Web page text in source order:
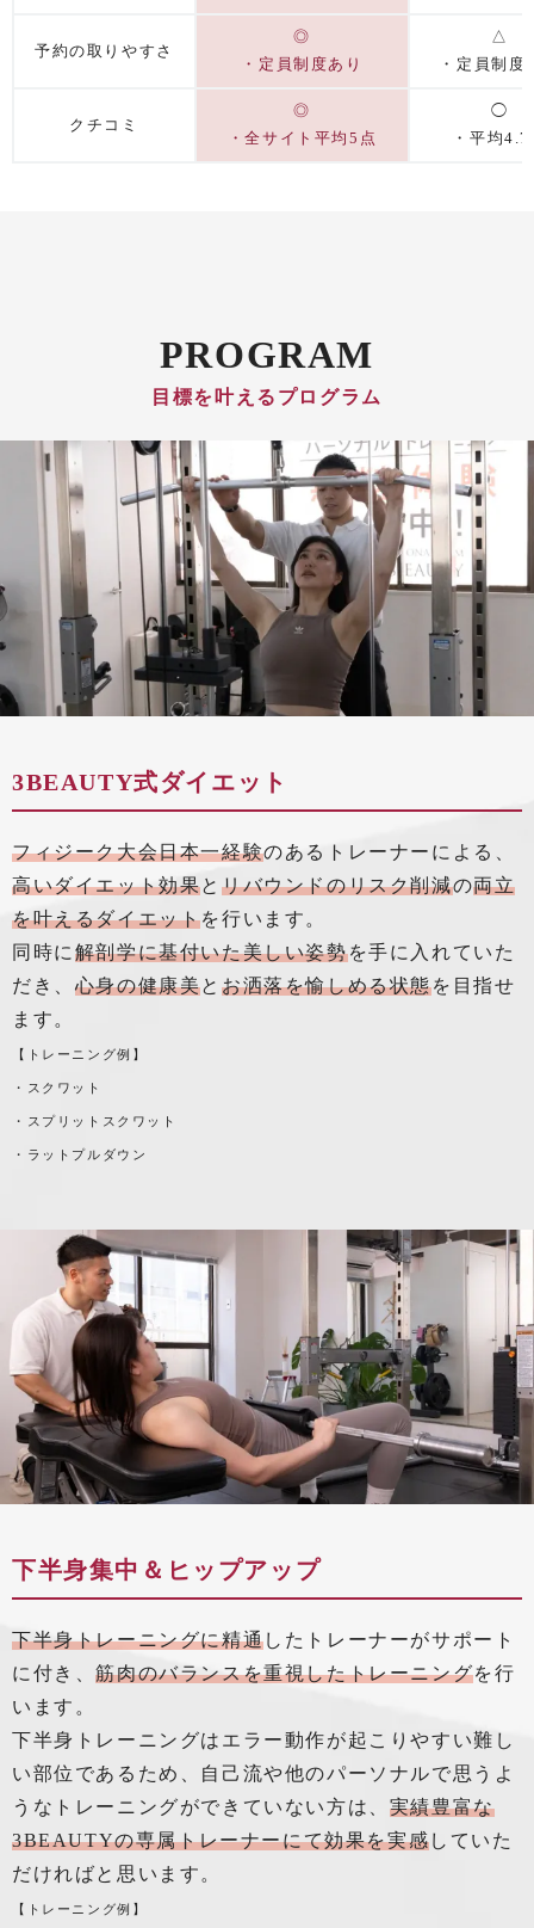
予約の取りやすさ
◎
・定員制度あり
△
・定員制度
クチコミ
◎
・全サイト平均5点
◯
・平均4.7
PROGRAM
目標を叶えるプログラム
3BEAUTY式ダイエット
フィジーク大会日本一経験のあるトレーナーによる、
高いダイエット効果とリバウンドのリスク削減の両立
を叶えるダイエットを行います。
同時に 解剖学に基付いた美しい姿勢を手に入れていた
だき、 心身の健康美とお洒落を愉しめる状態を目指せ
ます。
【トレーニング例】
・スクワット
・スプリットスクワット
・ラットプルダウン
下半身集中＆ヒップアップ
下半身トレーニングに精通したトレーナーがサポート
に付き、筋肉のバランスを重視したトレーニングを行
います。
下半身トレーニングはエラー動作が起こりやすい難し
い部位であるため、自己流や他のパーソナルで思うよ
うなトレーニングができていない方は、 実績豊富な
3BEAUTYの専属トレーナーにて効果を実感していた
だければと思います。
【トレーニング例】